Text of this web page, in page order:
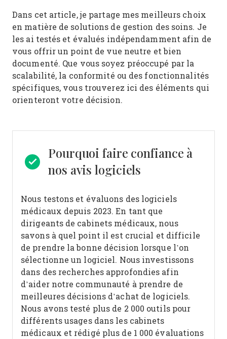
Dans cet article, je partage mes meilleurs choix
en matière de solutions de gestion des soins. Je
les ai testés et évalués indépendamment afin de
vous offrir un point de vue neutre et bien
documenté. Que vous soyez préoccupé par la
scalabilité, la conformité ou des fonctionnalités
spécifiques, vous trouverez ici des éléments qui
orienteront votre décision.
Pourquoi faire confiance à
nos avis logiciels
Nous testons et évaluons des logiciels
médicaux depuis 2023. En tant que
dirigeants de cabinets médicaux, nous
savons à quel point il est crucial et difficile
de prendre la bonne décision lorsque l’on
sélectionne un logiciel. Nous investissons
dans des recherches approfondies afin
d’aider notre communauté à prendre de
meilleures décisions d’achat de logiciels.
Nous avons testé plus de 2 000 outils pour
différents usages dans les cabinets
médicaux et rédigé plus de 1 000 évaluations